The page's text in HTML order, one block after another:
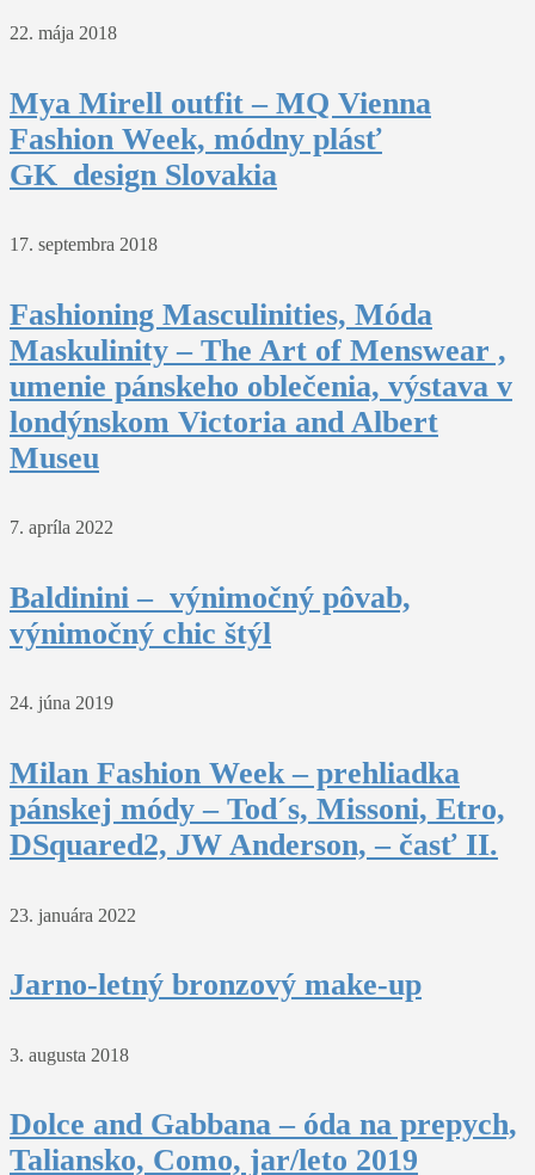
22. mája 2018
Mya Mirell outfit – MQ Vienna
Fashion Week, módny plásť
GK_design Slovakia
17. septembra 2018
Fashioning Masculinities, Móda
Maskulinity – The Art of Menswear ,
umenie pánskeho oblečenia, výstava v
londýnskom Victoria and Albert
Museu
7. apríla 2022
Baldinini – výnimočný pôvab,
výnimočný chic štýl
24. júna 2019
Milan Fashion Week – prehliadka
pánskej módy – Tod´s, Missoni, Etro,
DSquared2, JW Anderson, – časť II.
23. januára 2022
Jarno-letný bronzový make-up
3. augusta 2018
Dolce and Gabbana – óda na prepych,
Taliansko, Como, jar/leto 2019